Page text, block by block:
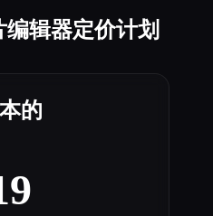
辑器定价计划
的